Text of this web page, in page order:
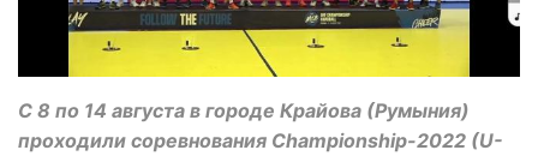
С 8 по 14 августа в городе Крайова (Румыния)
проходили соревнования Championship-2022 (U-